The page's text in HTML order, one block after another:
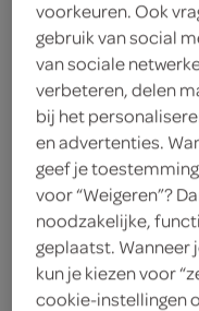
Let op:
producten, maar
verwerkt in de
milde yoghurt met
combineert met
Almhof yoghurt in
voorkeuren. Ook
gebruik van social
van sociale
verbeteren, delen
bij het
en advertenties.
geef je
voor “Weigeren”?
noodzakelijke,
geplaatst. Wanneer
kun je kiezen voor
cookie-instellingen